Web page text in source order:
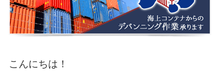
こんにちは！